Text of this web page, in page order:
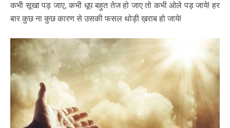
कभी सूखा पड़ जाए, कभी धूप बहुत तेज हो जाए तो कभी ओले पड़ जाये! हर
बार कुछ ना कुछ कारण से उसकी फसल थोड़ी ख़राब हो जाये!